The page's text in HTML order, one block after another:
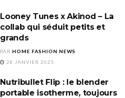
Looney Tunes x Akinod – La
collab qui séduit petits et
grands
PAR HOME FASHION NEWS
28 JANVIER 2025
Nutribullet Flip : le blender
portable isotherme, toujours